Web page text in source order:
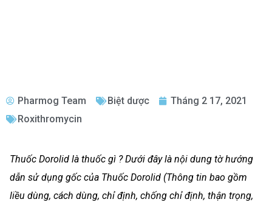
Pharmog Team Biệt dược
Tháng 2 17, 2021
Roxithromycin
Thuốc Dorolid là thuốc gì ? Dưới đây là nội dung tờ hướng
dẫn sử dụng gốc của Thuốc Dorolid (Thông tin bao gồm
liều dùng, cách dùng, chỉ định, chống chỉ định, thận trọng,